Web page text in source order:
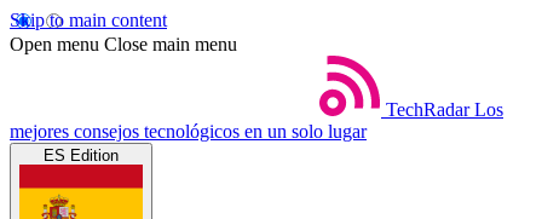
Skip to main content
Open menu Close main menu
TechRadar Los
mejores consejos tecnológicos en un solo lugar
ES Edition